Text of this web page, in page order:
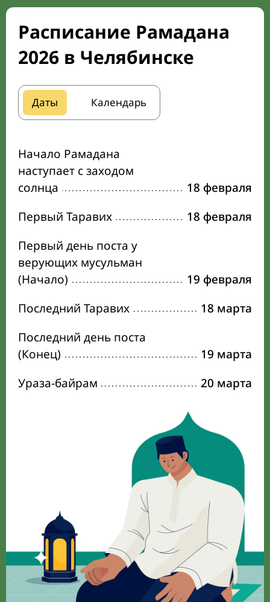
Расписание Рамадана
2026 в Челябинске
Даты Календарь
Начало Рамадана
наступает с заходом
солнца
18 февраля
Первый Таравих
18 февраля
Первый день поста у
верующих мусульман
(Начало)
19 февраля
Последний Таравих
18 марта
Последний день поста
(Конец)
19 марта
Ураза-байрам
20 марта